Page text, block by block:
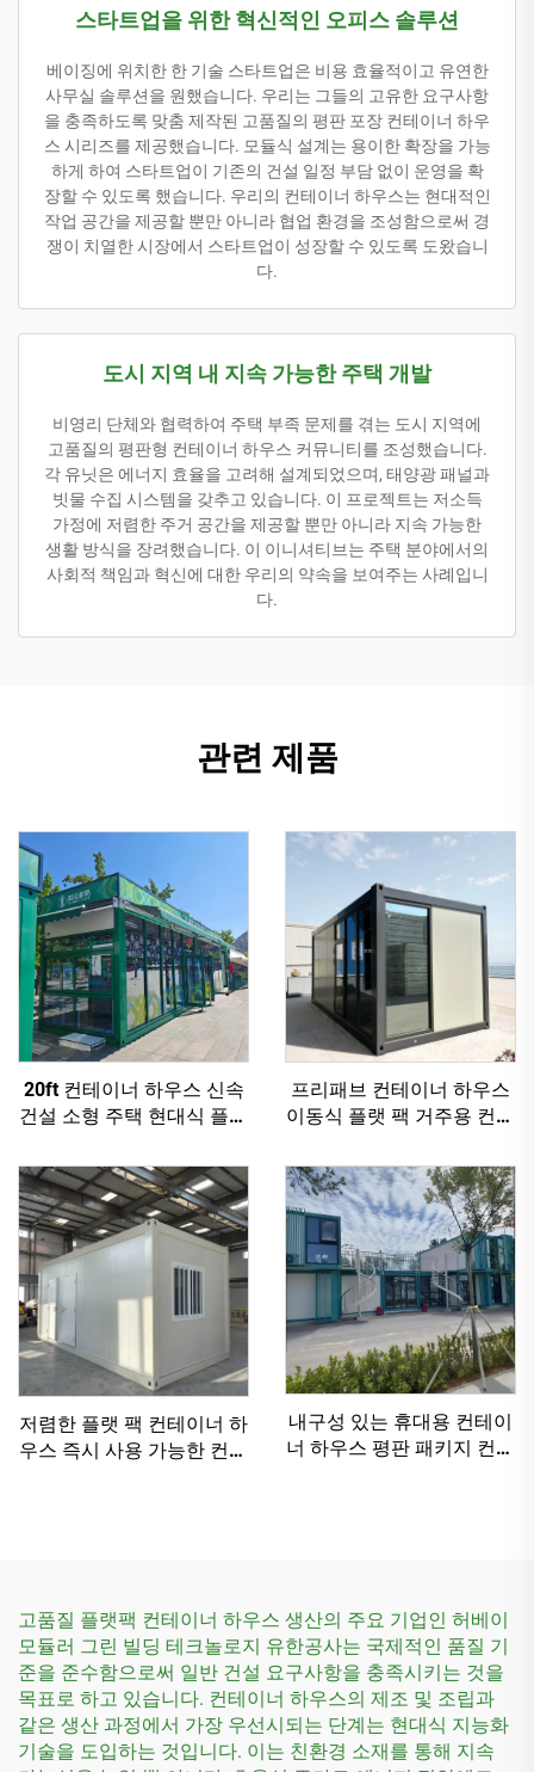
스타트업을 위한 혁신적인 오피스 솔루션
베이징에 위치한 한 기술 스타트업은 비용 효율적이고 유연한
사무실 솔루션을 원했습니다. 우리는 그들의 고유한 요구사항
을 충족하도록 맞춤 제작된 고품질의 평판 포장 컨테이너 하우
스 시리즈를 제공했습니다. 모듈식 설계는 용이한 확장을 가능
하게 하여 스타트업이 기존의 건설 일정 부담 없이 운영을 확
장할 수 있도록 했습니다. 우리의 컨테이너 하우스는 현대적인
작업 공간을 제공할 뿐만 아니라 협업 환경을 조성함으로써 경
쟁이 치열한 시장에서 스타트업이 성장할 수 있도록 도왔습니
다.
도시 지역 내 지속 가능한 주택 개발
비영리 단체와 협력하여 주택 부족 문제를 겪는 도시 지역에
고품질의 평판형 컨테이너 하우스 커뮤니티를 조성했습니다.
각 유닛은 에너지 효율을 고려해 설계되었으며, 태양광 패널과
빗물 수집 시스템을 갖추고 있습니다. 이 프로젝트는 저소득
가정에 저렴한 주거 공간을 제공할 뿐만 아니라 지속 가능한
생활 방식을 장려했습니다. 이 이니셔티브는 주택 분야에서의
사회적 책임과 혁신에 대한 우리의 약속을 보여주는 사례입니
다.
관련 제품
20ft 컨테이너 하우스 신속
건설 소형 주택 현대식 플랫
프리패브 컨테이너 하우스
이동식 플랫 팩 거주용 컨테
저렴한 플랫 팩 컨테이너 하
우스 즉시 사용 가능한 컨테
내구성 있는 휴대용 컨테이
너 하우스 평판 패키지 컨테
고품질 플랫팩 컨테이너 하우스 생산의 주요 기업인 허베이
모듈러 그린 빌딩 테크놀로지 유한공사는 국제적인 품질 기
준을 준수함으로써 일반 건설 요구사항을 충족시키는 것을
목표로 하고 있습니다. 컨테이너 하우스의 제조 및 조립과
같은 생산 과정에서 가장 우선시되는 단계는 현대식 지능화
기술을 도입하는 것입니다. 이는 친환경 소재를 통해 지속